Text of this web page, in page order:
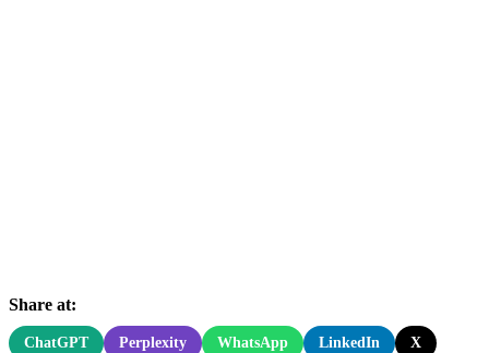
Share at:
ChatGPT Perplexity WhatsApp LinkedIn X